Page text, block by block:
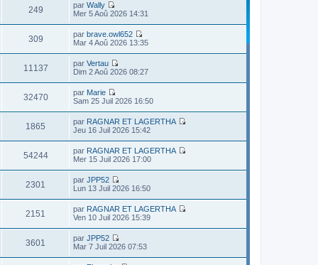
r
e
g
249 par Wally
V
r
l
e
d
e
i
e
r
m
e
s
s
a
e
Mer 5 Aoû 2026 14:31
309 par brave.owl652
V
l
e
e
n
i
e
r
m
e
s
a
Mar 4 Aoû 2026 13:35
11137 par Vertau
V
l
e
d
e
n
i
e
r
e
s
s
a
e
Dim 2 Aoû 2026 08:27
32470 par Marie
V
r
l
e
d
e
n
i
e
r
m
e
s
s
a
Sam 25 Juil 2026 16:50
1865 par RAGNAR ET LAGERTHA
e
r
s
Jeu 16 Juil 2026 15:42
54244 par RAGNAR ET LAGERTHA
e
r
Mer 15 Juil 2026 17:00
2301 par JPP52
V
r
l
e
e
Lun 13 Juil 2026 16:50
2151 par RAGNAR ET LAGERTHA
e
Ven 10 Juil 2026 15:39
3601 par JPP52
V
Mar 7 Juil 2026 07:53